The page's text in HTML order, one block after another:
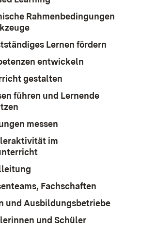
Rahmenbedingungen
Lernen fördern
entwickeln
gestalten
führen und Lernende
messen
im
Fachschaften
und Ausbildungsbetriebe
und Schüler